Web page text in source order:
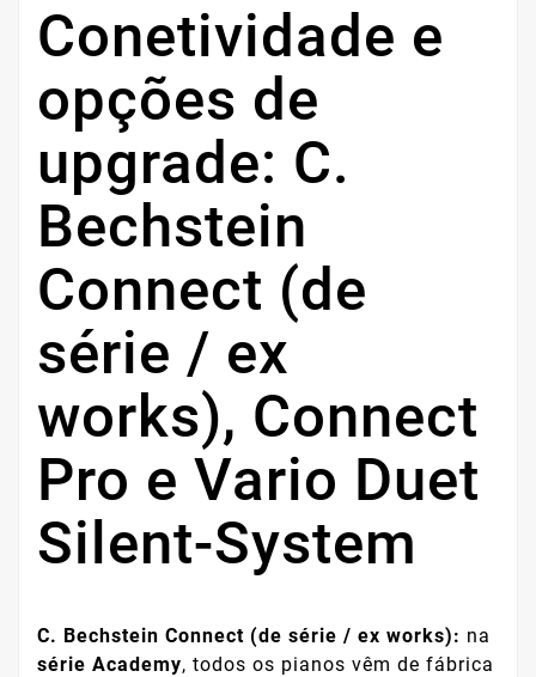
Conetividade e
opções de
upgrade: C.
Bechstein
Connect (de
série / ex
works), Connect
Pro e Vario Duet
Silent-System
C. Bechstein Connect (de série / ex works): na
série Academy, todos os pianos vêm de fábrica